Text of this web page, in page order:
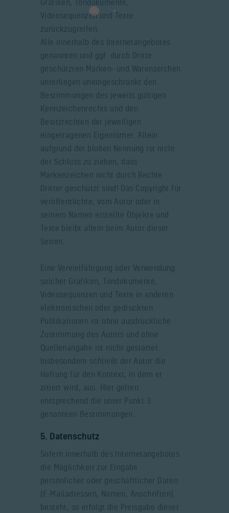
Grafiken, Tondokumente,
Videosequenzen und Texte
zurückzugreifen.
Alle innerhalb des Internetangebotes
genannten und ggf. durch Dritte
geschützten Marken- und Warenzeichen
unterliegen uneingeschränkt den
Bestimmungen des jeweils gültigen
Kennzeichenrechts und den
Besitzrechten der jeweiligen
eingetragenen Eigentümer. Allein
aufgrund der bloßen Nennung ist nicht
der Schluss zu ziehen, dass
Markenzeichen nicht durch Rechte
Dritter geschützt sind! Das Copyright für
veröffentlichte, vom Autor oder in
seinem Namen erstellte Objekte und
Texte bleibt allein beim Autor dieser
Seiten.
Eine Vervielfältigung oder Verwendung
solcher Grafiken, Tondokumente,
Videosequenzen und Texte in anderen
elektronischen oder gedruckten
Publikationen ist ohne ausdrückliche
Zustimmung des Autors und ohne
Quellenangabe ist nicht gestattet.
Insbesondere schließt der Autor die
Haftung für den Kontext, in dem er
zitiert wird, aus. Hier gelten
entsprechend die unter Punkt 3
genannten Bestimmungen.
5. Datenschutz
Sofern innerhalb des Internetangebotes
die Möglichkeit zur Eingabe
persönlicher oder geschäftlicher Daten
(E-Mailadressen, Namen, Anschriften)
besteht, so erfolgt die Preisgabe dieser